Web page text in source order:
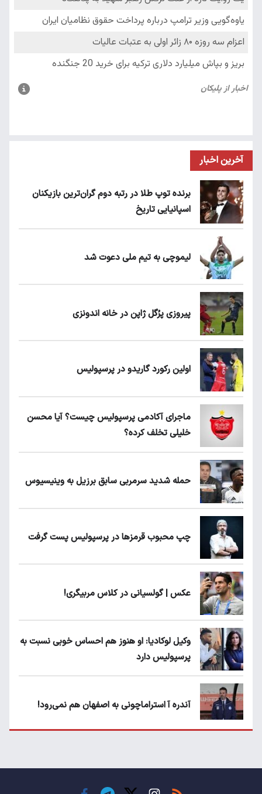
آخرین اخبار
برنده توپ طلا در رتبه دوم گران‌ترین بازیکنان
اسپانیایی تاریخ
لیموچی به تیم ملی دعوت شد
پیروزی پرُگل ژاپن در خانه اندونزی
اولین رکورد گاریدو در پرسپولیس
ماجرای آکادمی پرسپولیس چیست؟ آیا محسن
خلیلی تخلف کرده؟
حمله شدید سرمربی سابق برزیل به وینیسیوس
چپ محبوب قرمزها در پرسپولیس پست گرفت
عکس | گولسیانی در کلاس مربیگری!
وکیل لوکادیا: او هنوز هم احساس خوبی نسبت به
پرسپولیس دارد
آندره آ استراماچونی به اصفهان هم نمی‌رود!
حسن روی هوا!